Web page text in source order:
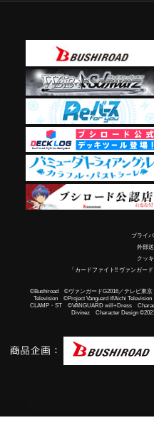
プライ
外部
クッ
「カードファイト!! ヴァンガー
©Bushiroad ©ヴァンガードG2016／テレビ東
Television ©Project Vanguard if/Aichi
CLAMP・ST ©VANGUARD will+Dress
Divinez Character Design